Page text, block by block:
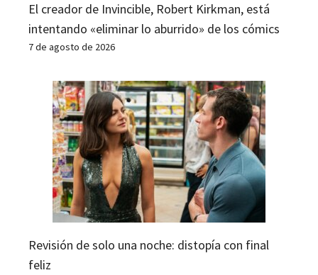
El creador de Invincible, Robert Kirkman, está
intentando «eliminar lo aburrido» de los cómics
7 de agosto de 2026
Revisión de solo una noche: distopía con final
feliz